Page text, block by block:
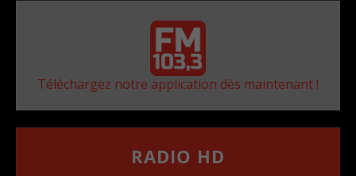
Téléchargez notre application dès maintenant !
RADIO HD